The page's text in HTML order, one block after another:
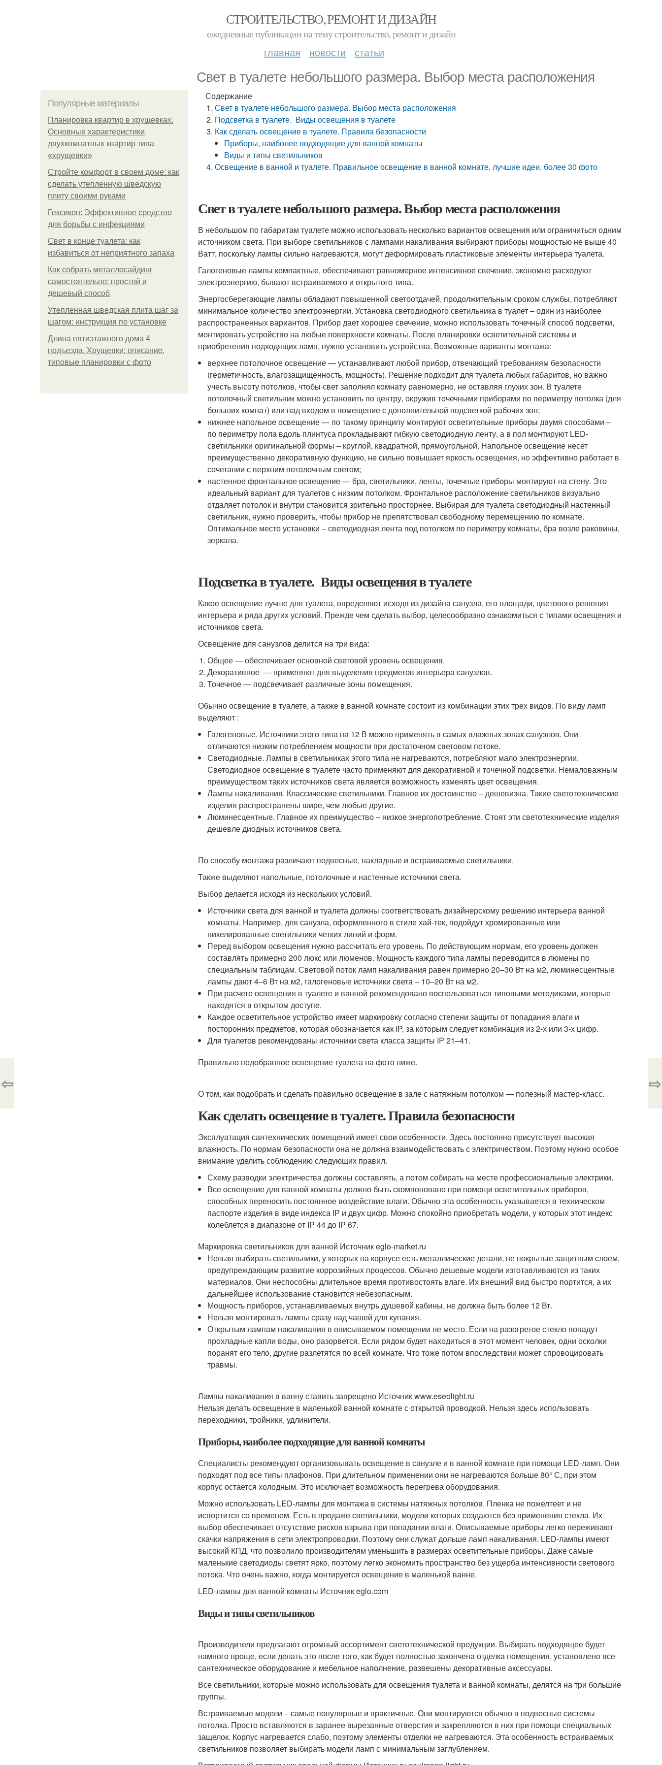
СТРОИТЕЛЬСТВО, РЕМОНТ И ДИЗАЙН
ежедневные публикации на тему строительство, ремонт и дизайн
главная новости статьи
Свет в туалете небольшого размера. Выбор места расположения
Популярные материалы
Планировка квартир в хрущевках.
Основные характеристики
двухкомнатных квартир типа
«хрущевки»
Стройте комфорт в своем доме: как
сделать утепленную шведскую
плиту своими руками
Гексикон: Эффективное средство
для борьбы с инфекциями
Свет в конце туалета: как
избавиться от неприятного запаха
Как собрать металлосайдинг
самостоятельно: простой и
дешевый способ
Утепленная шведская плита шаг за
шагом: инструкция по установке
Длина пятиэтажного дома 4
подъезда. Хрущевки: описание,
типовые планировки с фото
Содержание
Свет в туалете небольшого размера. Выбор места расположения
Подсветка в туалете. Виды освещения в туалете
Как сделать освещение в туалете. Правила безопасности
Приборы, наиболее подходящие для ванной комнаты
Виды и типы светильников
Освещение в ванной и туалете. Правильное освещение в ванной комнате, лучшие идеи, более 30 фото
Свет в туалете небольшого размера. Выбор места расположения
В небольшом по габаритам туалете можно использовать несколько вариантов освещения или ограничиться одним
источником света. При выборе светильников с лампами накаливания выбирают приборы мощностью не выше 40
Ватт, поскольку лампы сильно нагреваются, могут деформировать пластиковые элементы интерьера туалета.
Галогеновые лампы компактные, обеспечивают равномерное интенсивное свечение, экономно расходуют
электроэнергию, бывают встраиваемого и открытого типа.
Энергосберегающие лампы обладают повышенной светоотдачей, продолжительным сроком службы, потребляют
минимальное количество электроэнергии. Установка светодиодного светильника в туалет – один из наиболее
распространенных вариантов. Прибор дает хорошее свечение, можно использовать точечный способ подсветки,
монтировать устройство на любые поверхности комнаты. После планировки осветительной системы и
приобретения подходящих ламп, нужно установить устройства. Возможные варианты монтажа:
верхнее потолочное освещение — устанавливают любой прибор, отвечающий требованиям безопасности
(герметичность, влагозащищенность, мощность). Решение подходит для туалета любых габаритов, но важно
учесть высоту потолков, чтобы свет заполнял комнату равномерно, не оставляя глухих зон. В туалете
потолочный светильник можно установить по центру, окружив точечными приборами по периметру потолка (для
больших комнат) или над входом в помещение с дополнительной подсветкой рабочих зон;
нижнее напольное освещение — по такому принципу монтируют осветительные приборы двумя способами –
по периметру пола вдоль плинтуса прокладывают гибкую светодиодную ленту, а в пол монтируют LED-
светильники оригинальной формы – круглой, квадратной, прямоугольной. Напольное освещение несет
преимущественно декоративную функцию, не сильно повышает яркость освещения, но эффективно работает в
сочетании с верхним потолочным светом;
настенное фронтальное освещение — бра, светильники, ленты, точечные приборы монтируют на стену. Это
идеальный вариант для туалетов с низким потолком. Фронтальное расположение светильников визуально
отдаляет потолок и внутри становится зрительно просторнее. Выбирая для туалета светодиодный настенный
светильник, нужно проверить, чтобы прибор не препятствовал свободному перемещению по комнате.
Оптимальное место установки – светодиодная лента под потолком по периметру комнаты, бра возле раковины,
зеркала.
Подсветка в туалете. Виды освещения в туалете
Какое освещение лучше для туалета, определяют исходя из дизайна санузла, его площади, цветового решения
интерьера и ряда других условий. Прежде чем сделать выбор, целесообразно ознакомиться с типами освещения и
источников света.
Освещение для санузлов делится на три вида:
Общее — обеспечивает основной световой уровень освещения.
Декоративное — применяют для выделения предметов интерьера санузлов.
Точечное — подсвечивает различные зоны помещения.
Обычно освещение в туалете, а также в ванной комнате состоит из комбинации этих трех видов. По виду ламп
выделяют :
Галогеновые. Источники этого типа на 12 В можно применять в самых влажных зонах санузлов. Они
отличаются низким потреблением мощности при достаточном световом потоке.
Светодиодные. Лампы в светильниках этого типа не нагреваются, потребляют мало электроэнергии.
Светодиодное освещение в туалете часто применяют для декоративной и точечной подсветки. Немаловажным
преимуществом таких источников света является возможность изменять цвет освещения.
Лампы накаливания. Классические светильники. Главное их достоинство – дешевизна. Такие светотехнические
изделия распространены шире, чем любые другие.
Люминесцентные. Главное их преимущество – низкое энергопотребление. Стоят эти светотехнические изделия
дешевле диодных источников света.
По способу монтажа различают подвесные, накладные и встраиваемые светильники.
Также выделяют напольные, потолочные и настенные источники света.
Выбор делается исходя из нескольких условий.
Источники света для ванной и туалета должны соответствовать дизайнерскому решению интерьера ванной
комнаты. Например, для санузла, оформленного в стиле хай-тек, подойдут хромированные или
никелированные светильники четких линий и форм.
Перед выбором освещения нужно рассчитать его уровень. По действующим нормам, его уровень должен
составлять примерно 200 люкс или люменов. Мощность каждого типа лампы переводится в люмены по
специальным таблицам. Световой поток ламп накаливания равен примерно 20–30 Вт на м2, люминесцентные
лампы дают 4–6 Вт на м2, галогеновые источники света – 10–20 Вт на м2.
При расчете освещения в туалете и ванной рекомендовано воспользоваться типовыми методиками, которые
находятся в открытом доступе.
Каждое осветительное устройство имеет маркировку согласно степени защиты от попадания влаги и
посторонних предметов, которая обозначается как IP, за которым следует комбинация из 2-х или 3-х цифр.
Для туалетов рекомендованы источники света класса защиты IP 21–41.
Правильно подобранное освещение туалета на фото ниже.
О том, как подобрать и сделать правильно освещение в зале с натяжным потолком — полезный мастер-класс.
Как сделать освещение в туалете. Правила безопасности
Эксплуатация сантехнических помещений имеет свои особенности. Здесь постоянно присутствует высокая
влажность. По нормам безопасности она не должна взаимодействовать с электричеством. Поэтому нужно особое
внимание уделить соблюдению следующих правил.
Схему разводки электричества должны составлять, а потом собирать на месте профессиональные электрики.
Все освещение для ванной комнаты должно быть скомпоновано при помощи осветительных приборов,
способных переносить постоянное воздействие влаги. Обычно эта особенность указывается в техническом
паспорте изделия в виде индекса IР и двух цифр. Можно спокойно приобретать модели, у которых этот индекс
колеблется в диапазоне от IР 44 до IР 67.
Маркировка светильников для ванной Источник eglo-market.ru
Нельзя выбирать светильники, у которых на корпусе есть металлические детали, не покрытые защитным слоем,
предупреждающим развитие коррозийных процессов. Обычно дешевые модели изготавливаются из таких
материалов. Они неспособны длительное время противостоять влаге. Их внешний вид быстро портится, а их
дальнейшее использование становится небезопасным.
Мощность приборов, устанавливаемых внутрь душевой кабины, не должна быть более 12 Вт.
Нельзя монтировать лампы сразу над чашей для купания.
Открытым лампам накаливания в описываемом помещении не место. Если на разогретое стекло попадут
прохладные капли воды, оно разорвется. Если рядом будет находиться в этот момент человек, одни осколки
поранят его тело, другие разлетятся по всей комнате. Что тоже потом впоследствии может спровоцировать
травмы.
Лампы накаливания в ванну ставить запрещено Источник www.eseolight.ru
Нельзя делать освещение в маленькой ванной комнате с открытой проводкой. Нельзя здесь использовать
переходники, тройники, удлинители.
Приборы, наиболее подходящие для ванной комнаты
Специалисты рекомендуют организовывать освещение в санузле и в ванной комнате при помощи LED-ламп. Они
подходят под все типы плафонов. При длительном применении они не нагреваются больше 80° С, при этом
корпус остается холодным. Это исключает возможность перегрева оборудования.
Можно использовать LED-лампы для монтажа в системы натяжных потолков. Пленка не пожелтеет и не
испортится со временем. Есть в продаже светильники, модели которых создаются без применения стекла. Их
выбор обеспечивает отсутствие рисков взрыва при попадании влаги. Описываемые приборы легко переживают
скачки напряжения в сети электропроводки. Поэтому они служат дольше ламп накаливания. LED-лампы имеют
высокий КПД, что позволило производителям уменьшить в размерах осветительные приборы. Даже самые
маленькие светодиоды светят ярко, поэтому легко экономить пространство без ущерба интенсивности светового
потока. Что очень важно, когда монтируется освещение в маленькой ванне.
LED-лампы для ванной комнаты Источник eglo.com
Виды и типы светильников
Производители предлагают огромный ассортимент светотехнической продукции. Выбирать подходящее будет
намного проще, если делать это после того, как будет полностью закончена отделка помещения, установлено все
сантехническое оборудование и мебельное наполнение, развешены декоративные аксессуары.
Все светильники, которые можно использовать для освещения туалета и ванной комнаты, делятся на три большие
группы.
Встраиваемые модели – самые популярные и практичные. Они монтируются обычно в подвесные системы
потолка. Просто вставляются в заранее вырезанные отверстия и закрепляются в них при помощи специальных
защелок. Корпус нагревается слабо, поэтому элементы отделки не нагреваются. Эта особенность встраиваемых
светильников позволяет выбирать модели ламп с минимальным заглублением.
⇦ ⇨